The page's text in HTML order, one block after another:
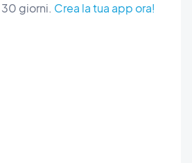
giorni. Crea la tua app ora!